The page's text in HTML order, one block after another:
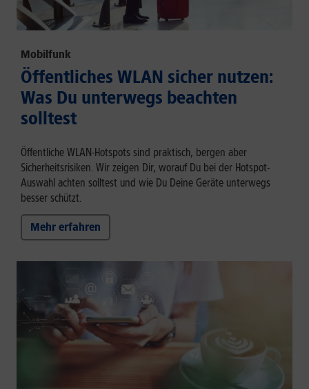
Mobilfunk
Öffentliches WLAN sicher nutzen:
Was Du unterwegs beachten
solltest
Öffentliche WLAN-Hotspots sind praktisch, bergen aber
Sicherheitsrisiken. Wir zeigen Dir, worauf Du bei der Hotspot-
Auswahl achten solltest und wie Du Deine Geräte unterwegs
besser schützt.
Mehr erfahren